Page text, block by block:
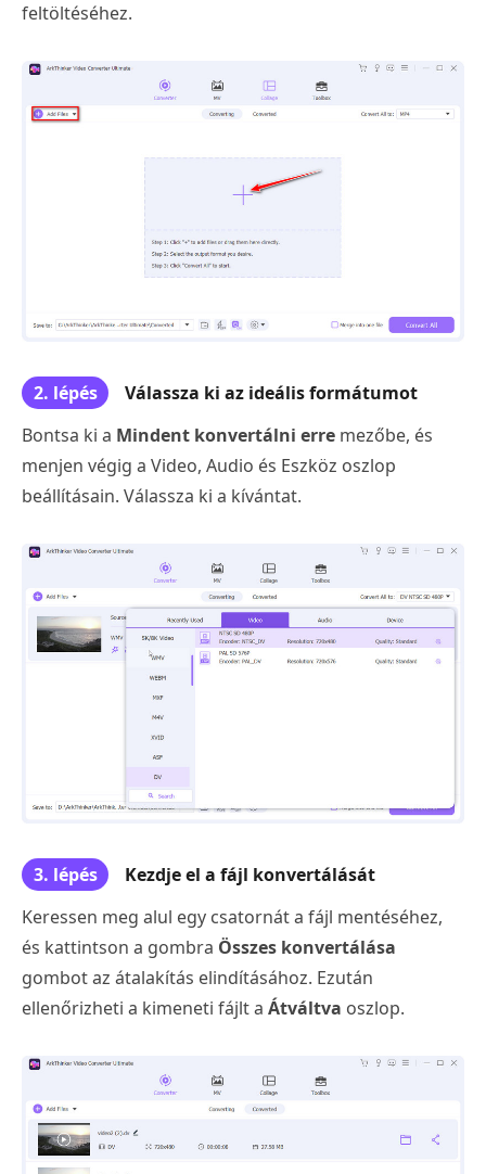
feltöltéséhez.
2. lépés
Válassza ki az ideális formátumot
Bontsa ki a Mindent konvertálni erre mezőbe, és
menjen végig a Video, Audio és Eszköz oszlop
beállításain. Válassza ki a kívántat.
3. lépés
Kezdje el a fájl konvertálását
Keressen meg alul egy csatornát a fájl mentéséhez,
és kattintson a gombra Összes konvertálása
gombot az átalakítás elindításához. Ezután
ellenőrizheti a kimeneti fájlt a Átváltva oszlop.